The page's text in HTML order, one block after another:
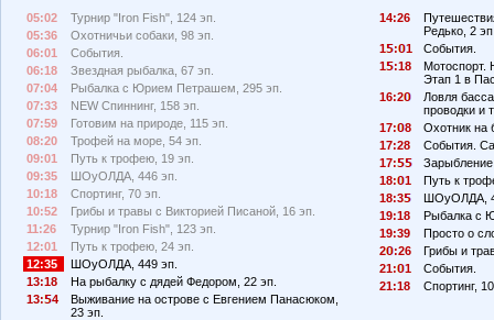
05:02
Турнир "Iron Fish", 124 эп.
05:36
Охотничьи собаки, 98 эп.
06:01
События.
06:18
Звездная рыбалка, 67 эп.
07:04
Рыбалка с Юрием Петрашем, 295 эп.
07:33
NEW Спиннинг, 158 эп.
07:59
Готовим на природе, 115 эп.
08:20
Трофей на море, 54 эп.
09:01
Путь к трофею, 19 эп.
09:35
ШОуОЛДА, 446 эп.
10:18
Спортинг, 70 эп.
10:52
Грибы и травы с Викторией Писаной, 16 эп.
11:26
Турнир "Iron Fish", 123 эп.
12:01
Путь к трофею, 24 эп.
12:35
ШОуОЛДА, 449 эп.
13:18
На рыбалку с дядей Федором, 22 эп.
13:
4
Выживание на острове с Евгением Панасюком,
23 эп.
14:26
Редько, 2
1
: 1
События.
1
:18
Мотоспорт.
Этап 1 в
16:2
Ловля
проводки и
17:
8
Охотник на
17:28
События.
17:
18:
1
Путь к
18:3
ШОуОЛДА,
19:18
Рыбалка с
19:39
Просто о
2
:26
Грибы и
21:
1
События.
21:18
Спортинг,